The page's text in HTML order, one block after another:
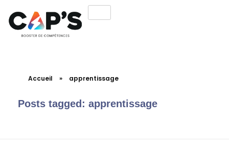
Accueil » apprentissage
Posts tagged: apprentissage